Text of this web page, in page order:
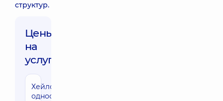
структур.
Цены
на
услуги:
Хейлоринопластика
односторонняя